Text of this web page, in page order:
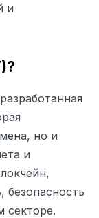
и
но и
и
безопасность
секторе.